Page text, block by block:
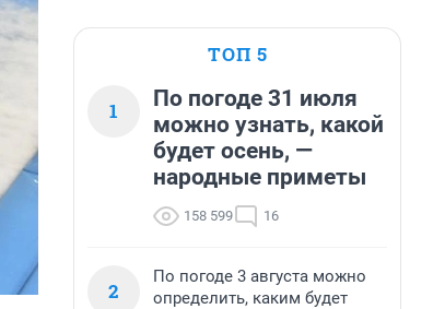
ТОП 5
1
По погоде 31 июля
можно узнать, какой
будет осень, —
народные приметы
158 599 16
2
По погоде 3 августа можно
определить, каким будет